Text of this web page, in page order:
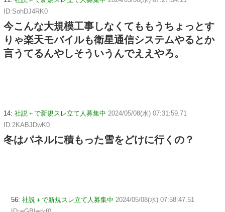
ID:SohDJ4RK0
今こんな大規模工事しなくてももうちょっとす
りゃ楽天モバイルも衛星通信システムやるとか
言うてるんやしそういうんでええやろ。
14: 社説＋で新規スレ立て人募集中 2024/05/08(水) 07:31:59.71
ID:2KABJDwK0
冬はパネルに積もった雪をどけに行くの？
56: 社説＋で新規スレ立て人募集中 2024/05/08(水) 07:58:47.51